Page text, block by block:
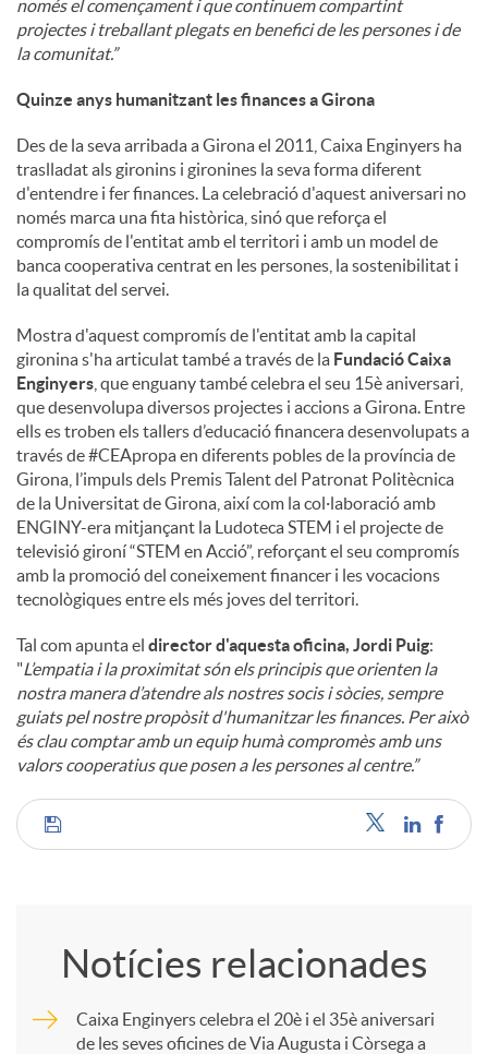
només el començament i que continuem compartint
projectes i treballant plegats en benefici de les persones i de
la comunitat.”
Quinze anys humanitzant les finances a Girona
Des de la seva arribada a Girona el 2011, Caixa Enginyers ha
traslladat als gironins i gironines la seva forma diferent
d'entendre i fer finances. La celebració d'aquest aniversari no
només marca una fita històrica, sinó que reforça el
compromís de l'entitat amb el territori i amb un model de
banca cooperativa centrat en les persones, la sostenibilitat i
la qualitat del servei.
Mostra d'aquest compromís de l'entitat amb la capital
gironina s'ha articulat també a través de la Fundació Caixa
Enginyers , que enguany també celebra el seu 15è aniversari,
que desenvolupa diversos projectes i accions a Girona. Entre
ells es troben els tallers d’educació financera desenvolupats a
través de #CEApropa en diferents pobles de la província de
Girona, l’impuls dels Premis Talent del Patronat Politècnica
de la Universitat de Girona, així com la col·laboració amb
ENGINY-era mitjançant la Ludoteca STEM i el projecte de
televisió gironí “STEM en Acció”, reforçant el seu compromís
amb la promoció del coneixement financer i les vocacions
tecnològiques entre els més joves del territori.
Tal com apunta el director d'aquesta oficina, Jordi Puig:
"L’empatia i la proximitat són els principis que orienten la
nostra manera d’atendre als nostres socis i sòcies, sempre
guiats pel nostre propòsit d'humanitzar les finances. Per això
és clau comptar amb un equip humà compromès amb uns
valors cooperatius que posen a les persones al centre.”
C
Notícies relacionades
Caixa Enginyers celebra el 20è i el 35è aniversari
de les seves oficines de Via Augusta i Còrsega a